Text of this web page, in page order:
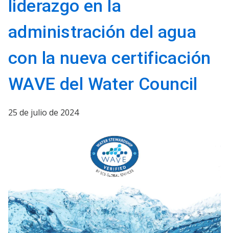
liderazgo en la
administración del agua
con la nueva certificación
WAVE del Water Council
25 de julio de 2024